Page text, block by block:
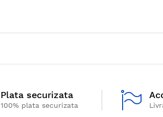
Plata securizata
100% plata securizata